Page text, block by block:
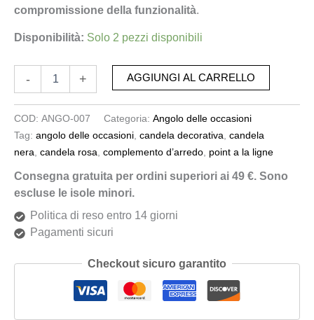
compromissione della funzionalità.
Disponibilità: Solo 2 pezzi disponibili
- + AGGIUNGI AL CARRELLO
COD: ANGO-007 Categoria: Angolo delle occasioni
Tag: angolo delle occasioni candela decorativa candela
nera candela rosa complemento d’arredo point a la ligne
Consegna gratuita per ordini superiori ai 49 €. Sono
escluse le isole minori.
Politica di reso entro 14 giorni
Pagamenti sicuri
Checkout sicuro garantito